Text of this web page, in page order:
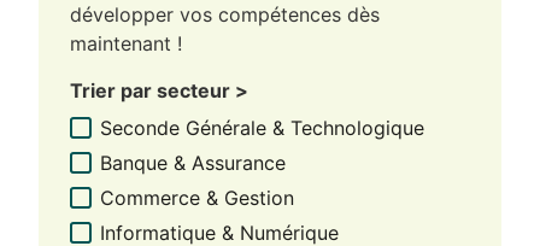
développer vos compétences dès
maintenant !
Trier par secteur >
Seconde Générale & Technologique
Banque & Assurance
Commerce & Gestion
Informatique & Numérique